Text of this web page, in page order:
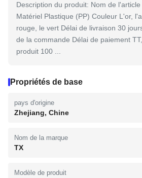
Description du produit: Nom de
Matériel Plastique (PP) Couleur L'or,
rouge, le vert Délai de livraison 30
de la commande Délai de paiement
produit 100 ...
Propriétés de base
pays d'origine
Zhejiang, Chine
Nom de la marque
TX
Modèle de produit